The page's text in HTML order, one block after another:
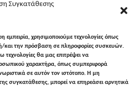
Συγκατάθεσης
εμπειρία, χρησιμοποιούμε τεχνολογίες όπως
και την πρόσβαση σε πληροφορίες συσκευών.
τεχνολογίες θα μας επιτρέψει να
χαρακτήρα, όπως συμπεριφορά
σε αυτόν τον ιστότοπο. Η μη
συγκατάθεσης, μπορεί να επηρεάσει αρνητικά
Χατζηβασιλειου
λαϊκή Νιγρίτας(13) νοσοκομείο Σερρών